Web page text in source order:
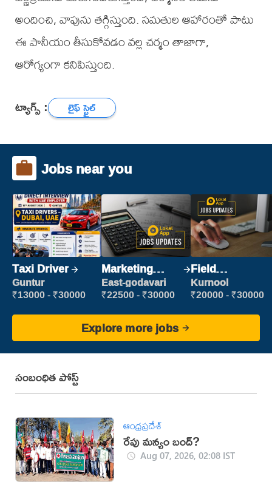
అందించి, వాపును తగ్గిస్తుంది. సమతుల ఆహారంతో పాటు
ఈ పానీయం తీసుకోవడం వల్ల చర్మం తాజాగా,
ఆరోగ్యంగా కనిపిస్తుంది.
ట్యాగ్స్ : లైఫ్ స్టైల్
Jobs near you
Taxi Driver
Guntur
₹13000 - ₹30000
Marketing
Executive
East-godavari
₹22500 - ₹30000
Field
Marketing
Executive
Kurnool
₹20000 - ₹30000
Explore more jobs
సంబంధిత పోస్ట్
ఆంధ్రప్రదేశ్
రేపు మన్యం బంద్‌?
Aug 07, 2026, 02:08 IST